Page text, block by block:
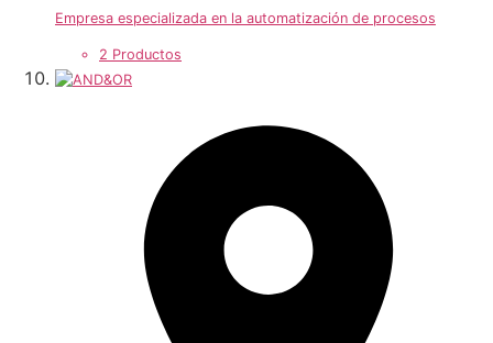
Empresa especializada en la automatización de procesos
2 Productos